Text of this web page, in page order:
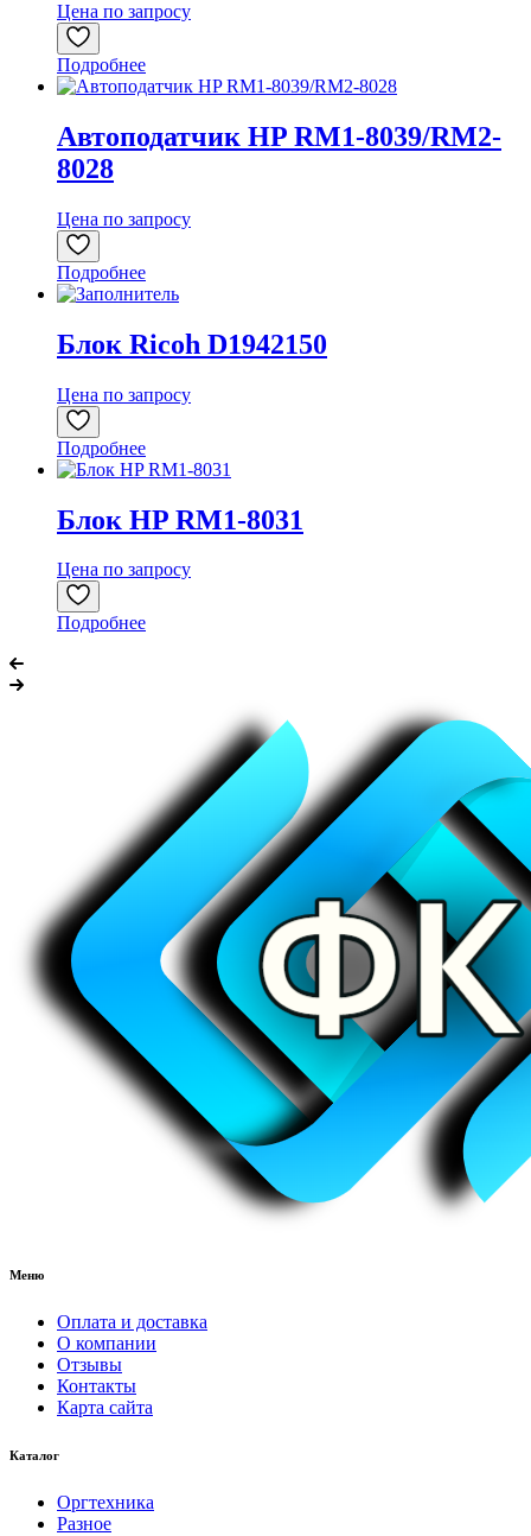
Цена по запросу
Подробнее
Автоподатчик HP RM1-8039/RM2-
8028
Цена по запросу
Подробнее
Блок Ricoh D1942150
Цена по запросу
Подробнее
Блок HP RM1-8031
Цена по запросу
Подробнее
Меню
Оплата и доставка
О компании
Отзывы
Контакты
Карта сайта
Каталог
Оргтехника
Разное